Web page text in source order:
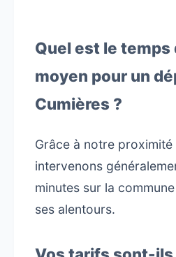
Quel est le
moyen pour un
Cumières ?
Grâce à notre
intervenons
minutes sur la
ses alentours.